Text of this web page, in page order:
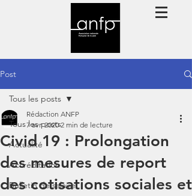
Post
Tous les posts
Actualité
Accréditation
Bulletin de salaire
Tous les posts
Civid 19 : Prolongation
des mesures de report
des cotisations sociales et
Rédaction ANFP
7 avr. 2020 2 min de lecture